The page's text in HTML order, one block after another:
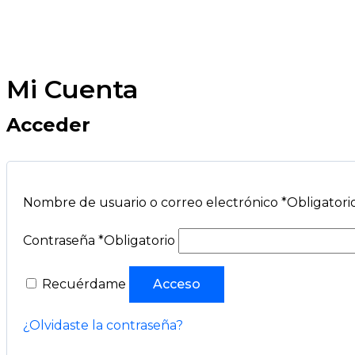
Mi Cuenta
Acceder
Nombre de usuario o correo electrónico *
Contraseña *Obligatorio
Recuérdame Acceso
¿Olvidaste la contraseña?